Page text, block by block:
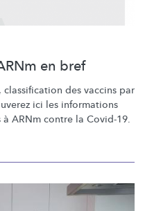
en bref
classification des vaccins par
ici les informations
ARNm contre la Covid-19.